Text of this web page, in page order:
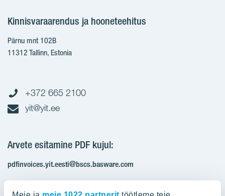
Kinnisvaraarendus ja hooneteehitus
Pärnu mnt 102B
11312 Tallinn, Estonia
+372 665 2100
yit@yit.ee
Arvete esitamine PDF kujul:
pdfinvoices.yit.eesti@bscs.basware.com